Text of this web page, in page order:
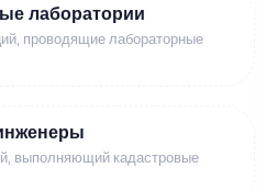
лаборатории
проводящие лабораторные
выполняющий кадастровые